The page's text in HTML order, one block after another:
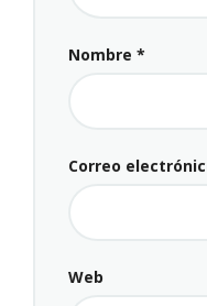
Nombre *
Correo
Web